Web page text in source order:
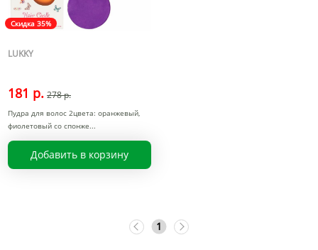
Скидка 35%
LUKKY
181 р. 278 р.
Пудра для волос 2цвета: оранжевый,
фиолетовый со спонже
Добавить в корзину
1